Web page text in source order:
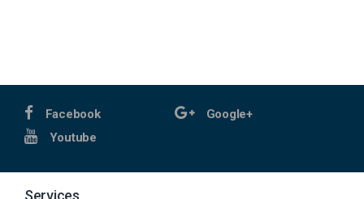
Facebook
Google+
Youtube
Services